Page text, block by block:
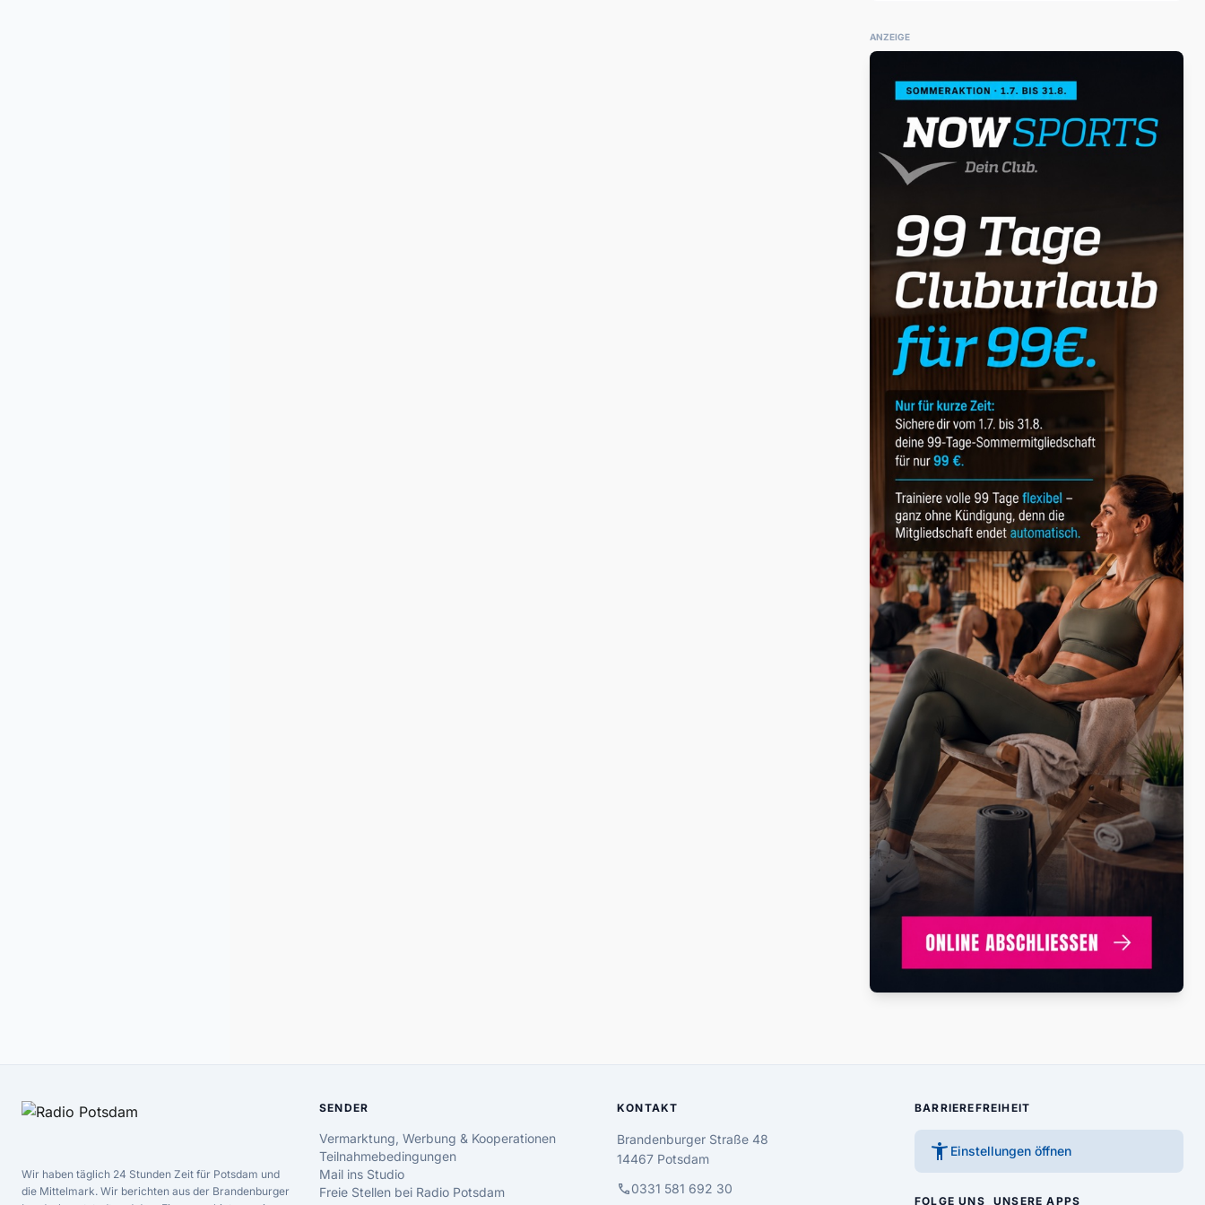
ANZEIGE
Wir haben täglich 24 Stunden Zeit für Potsdam und
die Mittelmark. Wir berichten aus der Brandenburger
SENDER
Vermarktung, Werbung & Kooperationen
Teilnahmebedingungen
Mail ins Studio
Freie Stellen bei Radio Potsdam
KONTAKT
Brandenburger Straße 48
14467 Potsdam
call0331 581 692 30
BARRIEREFREIHEIT
accessibility_new Einstellungen öffnen
FOLGE UNS UNSERE APPS